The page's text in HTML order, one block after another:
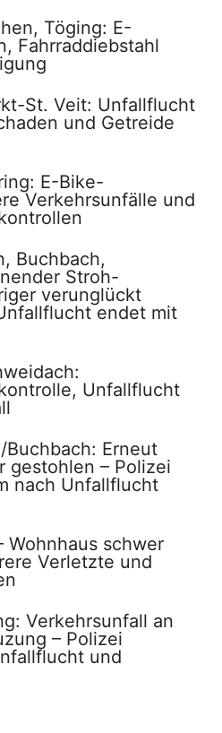
Töging: E-
Fahrraddiebstahl
St. Veit: Unfallflucht
und Getreide
E-Bike-
Verkehrsunfälle und
Buchbach,
Stroh-
verunglückt
endet mit
Unfallflucht
Erneut
gestohlen – Polizei
nach Unfallflucht
Wohnhaus schwer
Verletzte und
Verkehrsunfall an
– Polizei
und